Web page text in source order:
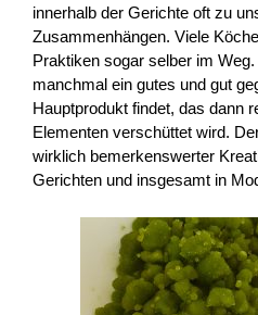
innerhalb der Gerichte oft zu
Zusammenhängen. Viele
Praktiken sogar selber im
manchmal ein gutes und gut
Hauptprodukt findet, das dann
Elementen verschüttet wird.
wirklich bemerkenswerter
Gerichten und insgesamt in